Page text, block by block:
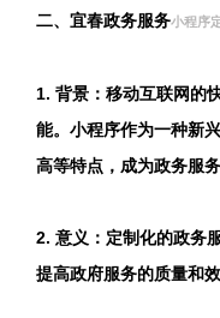
二、宜春政务服务小程序
1. 背景：移动互联网的
能。小程序作为一种新
高等特点，成为政务服
2. 意义：定制化的政务
提高政府服务的质量和